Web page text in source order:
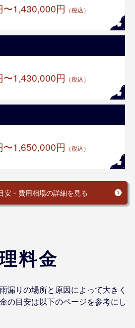
1,430,000円 （税込）
1,430,000円 （税込）
1,650,000円 （税込）
安・費用相場の詳細を見る
料金
漏りの場所と原因によって大きく
の目安は以下のページを参考にし